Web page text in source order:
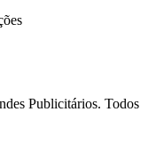
Publicitários. Todos